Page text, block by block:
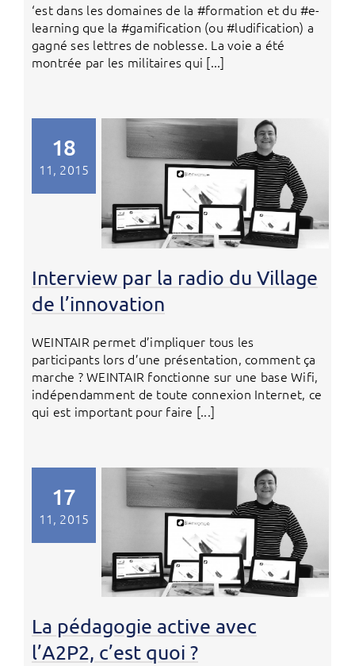
‘est dans les domaines de la #formation et du #e-
learning que la #gamification (ou #ludification) a
gagné ses lettres de noblesse. La voie a été
montrée par les militaires qui [...]
18
11, 2015
Interview par la radio du Village
de l’innovation
WEINTAIR permet d’impliquer tous les
participants lors d’une présentation, comment ça
marche ? WEINTAIR fonctionne sur une base Wifi,
indépendamment de toute connexion Internet, ce
qui est important pour faire [...]
17
11, 2015
La pédagogie active avec
l’A2P2, c’est quoi ?